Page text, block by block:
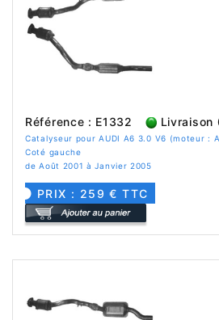
Référence : E1332 Livraison
Catalyseur pour AUDI A6 3.0 V6 (moteur :
Coté gauche
de Août 2001 à Janvier 2005
PRIX : 259 € TTC